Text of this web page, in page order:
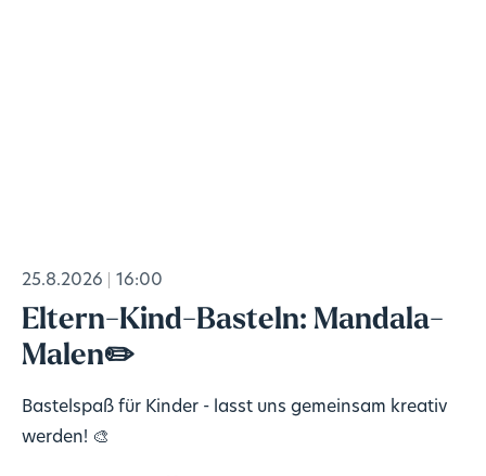
25.8.2026 16:00
Eltern-Kind-Basteln: Mandala-
Malen✏️
Bastelspaß für Kinder - lasst uns gemeinsam kreativ
werden! 🎨